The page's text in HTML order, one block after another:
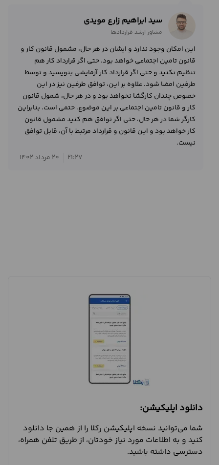
سید ابراهیم زارع مویدی
مشاور ارشد قراردادها
این امکان وجود ندارد و ایشان در هر حال، مشمول قانون کار و
قانون تامین اجتماعی خواهد بود. حتی اگر قرارداد کار هم
تنظیم نکنید و حتی اگر قرارداد کار آزمایشی بنویسید و توسط
طرفین امضا شود. علاوه بر این، توافق طرفین نیز در این
خصوص چندان کارگشا نخواهد بود و در هر حال، شمول قانون
کار و قانون تامین اجتماعی بر این موضوع، حتمی است. بنابراین
کارگر شما در هر حال، حتی اگر توافق هم کنید مشمول قانون
کار خواهد بود و این قانون و قرارداد مرتبط با آن، قابل توافق
نیست.
21:27
20 مرداد 1402
دانلود اپلیکیشن:
شما می‌توانید نسخه اپلیکیشن رکلا را از همین جا دانلود
کنید و به اطلاعات مورد نیاز خودتان، از طریق تلفن همراه،
دسترسی داشته باشید.